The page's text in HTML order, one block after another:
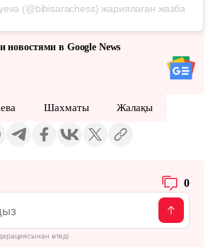
(@bibisarachess) жариялаған жазба
новостями в Google News
Шахматы Жалақы
0
өтеді